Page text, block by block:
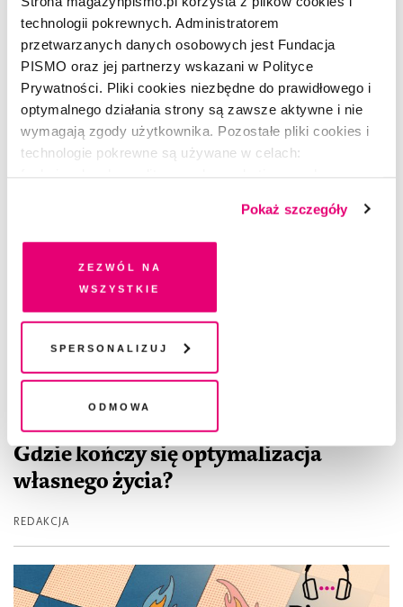
technologii pokrewnych. Administratorem
przetwarzanych danych osobowych jest Fundacja
PISMO oraz jej partnerzy wskazani w Polityce
Prywatności. Pliki cookies niezbędne do prawidłowego i
optymalnego działania strony są zawsze aktywne i nie
wymagają zgody użytkownika. Pozostałe pliki cookies i
technologie pokrewne są używane w celach:
dobrowolną zgodę na pliki cookies i technologie
pokrewne, zgadzasz się na przechowywanie informacji
na Twoim urządzeniu końcowym lub dostęp do niego i
przetwarzanie danych. Zgodę na wszystkie lub niektóre
chwili wycofać lub ponowić w zakładce "Ustawienia
plików cookie". Wycofanie zgody nie wpływa na
legalność przetwarzania danych przed jej wycofaniem
Pokaż szczegóły
Zezwól na
wszystkie
Spersonalizuj
Odmowa
REDAKCJA
PREMIERA PISMA
Gdzie kończy się optymalizacja
własnego życia?
REDAKCJA